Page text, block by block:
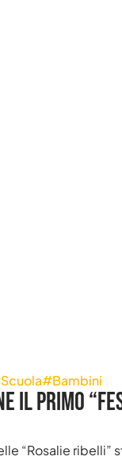
#Bambini
il primo
“Rosalie ribelli”